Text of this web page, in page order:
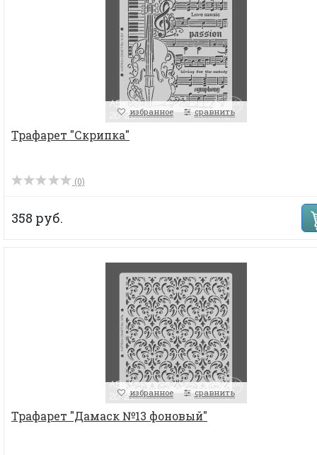
избранное сравнить
Трафарет "Скрипка"
(0)
358 руб.
избранное сравнить
Трафарет "Дамаск №13 фоновый"